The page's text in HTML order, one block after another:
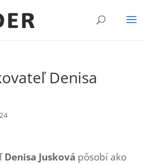
Denisa
Denisa Jusková pôsobí ako